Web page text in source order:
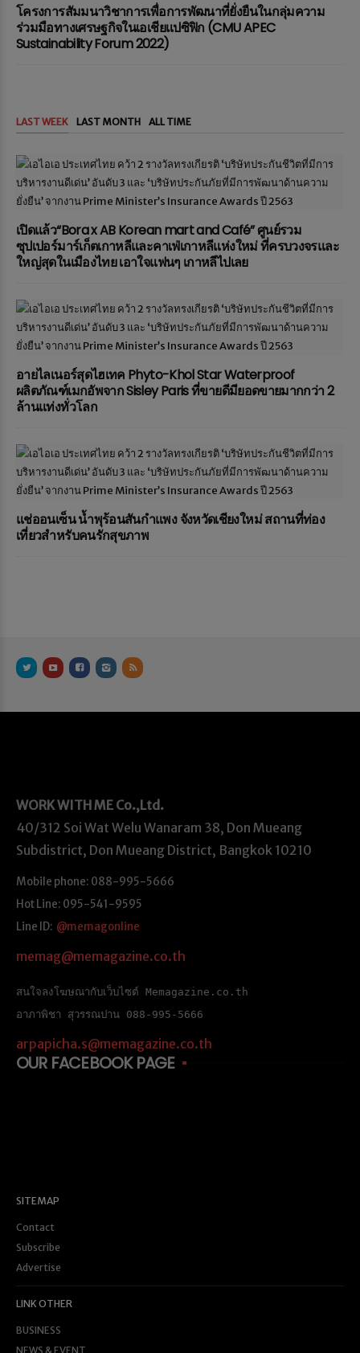
โครงการสัมมนาวิชาการเพื่อการพัฒนาที่ยั่งยืนในกลุ่มความ
ร่วมมือทางเศรษฐกิจในเอเชียแปซิฟิก (CMU APEC
Sustainability Forum 2022)
LAST WEEK LAST MONTH ALL TIME
เปิดแล้ว“Bora x AB Korean mart and Café” ศูนย์รวม
ซุปเปอร์มาร์เก็ตเกาหลีและคาเฟ่เกาหลีแห่งใหม่ ที่ครบวงจรและ
ใหญ่สุดในเมืองไทย เอาใจแฟนๆ เกาหลีไปเลย
อายไลเนอร์สุดไฮเทค Phyto-Khol Star Waterproof
ผลิตภัณฑ์เมกอัพจาก Sisley Paris ที่ขายดีมียอดขายมากกว่า 2
ล้านแท่งทั่วโลก
แช่ออนเซ็น น้ำพุร้อนสันกำแพง จังหวัดเชียงใหม่ สถานที่ท่อง
เที่ยวสำหรับคนรักสุขภาพ
WORK WITH ME Co.,Ltd.
40/312 Soi Wat Welu Wanaram 38, Don Mueang
Subdistrict, Don Mueang District, Bangkok 10210
Mobile phone: 088-995-5666
Hot Line: 095-541-9595
Line ID: @memagonline
memag@memagazine.co.th
สนใจลงโฆษณากับเว็บไซต์ Memagazine.co.th
อาภาพิชา สุวรรณปาน 088-995-5666
arpapicha.s@memagazine.co.th
OUR FACEBOOK PAGE
SITEMAP
Contact
Subscribe
Advertise
LINK OTHER
BUSINESS
NEWS & EVENT